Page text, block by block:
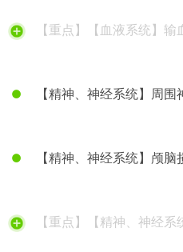
【重点】【血液系统】输
【精神、神经系统】周
【精神、神经系统】颅脑
【重点】【精神、神经